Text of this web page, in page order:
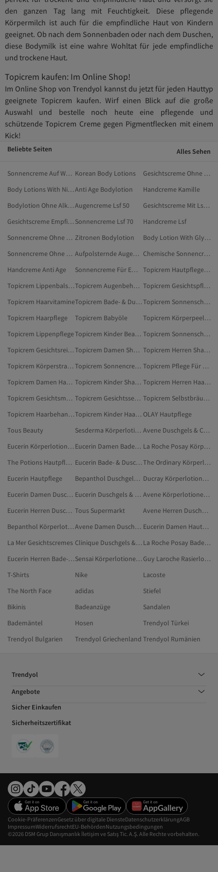
den ganzen Tag lang mit Feuchtigkeit. Diese pflegende
Körpermilch ist auch für die empfindliche Haut von Kindern
geeignet. Ob nach dem Sonnenbaden oder nach dem Duschen,
diese Bodymilk ist eine wahre Wohltat für jede empfindliche
und trockene Haut.
Topicrem kaufen: Im Online Shop!
Im Online Shop von Trendyol kannst du jetzt für jeden Hauttyp
geeignete Topicrem kaufen. Wirf einen Blick auf die große
Auswahl und bestelle noch heute eine pflegende und
schützende Topicrem Creme gegen Pigmentflecken mit einem
Kick!
Beliebte Seiten Alles Sehen
Sonnencreme Auf Wasserbasis Korean Body Lotions
Gesichtscreme Ohne Alkohol
Body Lotions With NiacinamideAnti Age Bodylotion
Handcreme Kamille
Bodylotion Ohne AlkoholAugencreme Lsf 50
Gesichtscreme Mit Lsf 30
Gesichtscreme Empfindliche Haut Sonnencreme Lsf 70
Handcreme Lsf
Sonnencreme Ohne Alkohol Zitronen Bodylotion
Body Lotion With Glycolic Acid
Sonnencreme Ohne Parfum Und Alkohol
Aufpolsternde Augencreme
Chemische Sonnencreme
Handcreme Anti Age
Sonnencreme Für Empfindliche Haut
Topicrem Hautpflege-Sets
Topicrem Lippenbalsame Und Peelings
Topicrem Augenbehandlungen
Topicrem Gesichtspflege
Topicrem Haarvitamine
Topicrem Bade- & Duschprodukte
Topicrem Sonnenschutzmittel
Topicrem Haarpflege
Topicrem Babyöle
Topicrem Körperpeeling
Topicrem Lippenpflege
Topicrem Kinder Beauty
Topicrem Sonnenschutzpflege
Topicrem Gesichtsreiniger
Topicrem Damen Shampoos
Topicrem Herren Shampoos
Topicrem Körperstraffende & Anti-Cellulite-Cremes
Topicrem Sonnencreme Fürs Gesicht
Topicrem Pflege Für Mutter & Baby
Topicrem Damen Haarpflege
Topicrem Kinder Shampoos
Topicrem Herren Haarpflege
Topicrem Gesichtsmasken
Topicrem Gesichtsseren
Topicrem Selbstbräuner & Bronzer
Topicrem Haarbehandlungsseren & -öle
Topicrem Kinder Haarpflege OLAY Hautpflege
Tous Beauty
Sesderma Körperlotionen & -cremes
Avene Duschgels & Cremes
Eucerin Körperlotionen & -cremes
Eucerin Damen Bade- & Duschprodukte
La Roche Posay Körperlotionen & -cremes
The Potions Hautpflege
Eucerin Bade- & Duschprodukte
The Ordinary Körperlotionen & -cremes
Eucerin Hautpflege
Bepanthol Duschgels & Cremes
Ducray Körperlotionen & -cremes
Eucerin Damen Duschgels & Cremes
Eucerin Duschgels & Cremes
Avene Körperlotionen & -cremes
Eucerin Herren Duschgels & Cremes Tous Supermarkt
Avene Herren Duschgels & Cremes
Bepanthol Körperlotionen & -cremes
Avene Damen Duschgels & Cremes
Eucerin Damen Hautpflege
La Mer Gesichtscremes
Clinique Duschgels & Cremes
La Roche Posay Bade- & Duschprodukte
Eucerin Herren Bade- & Duschprodukte
Sensai Körperlotionen & -cremes
Guy Laroche Rasierlotionen
T-Shirts
Nike
Lacoste
The North Face
adidas
Stiefel
Bikinis
Badeanzüge
Sandalen
Bademäntel
Hosen
Trendyol Türkei
Trendyol Bulgarien
Trendyol Griechenland Trendyol Rumänien
Trendyol
Angebote
Sicher Einkaufen
Sicherheitszertifikat
©2026 DSM Grup Danışmanlık İletişim ve Satış Tic. A.Ş. Alle Rechte vorbehalten.
Cookie-PräferenzenGesetz über digitale DiensteDatenschutzerklärungAGB
ImpressumWiderrufsrechtEU-BehördenNutzungsbedingungen